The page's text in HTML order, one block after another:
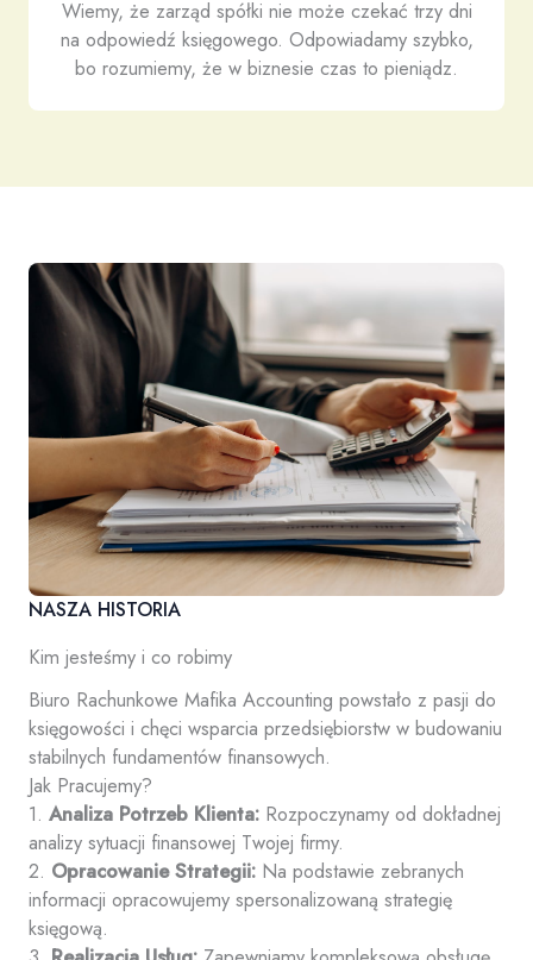
Wiemy, że zarząd spółki nie może czekać trzy dni
na odpowiedź księgowego. Odpowiadamy szybko,
bo rozumiemy, że w biznesie czas to pieniądz.
NASZA HISTORIA
Kim jesteśmy i co robimy
Biuro Rachunkowe Mafika Accounting powstało z pasji do
księgowości i chęci wsparcia przedsiębiorstw w budowaniu
stabilnych fundamentów finansowych.
Jak Pracujemy?
1. Analiza Potrzeb Klienta: Rozpoczynamy od dokładnej
analizy sytuacji finansowej Twojej firmy.
2. Opracowanie Strategii: Na podstawie zebranych
informacji opracowujemy spersonalizowaną strategię
księgową.